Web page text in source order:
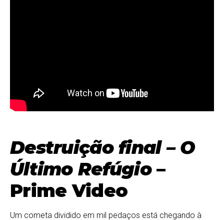
Destruição final – O
Último Refúgio–
Prime Video
Um cometa dividido em mil pedaços está chegando à